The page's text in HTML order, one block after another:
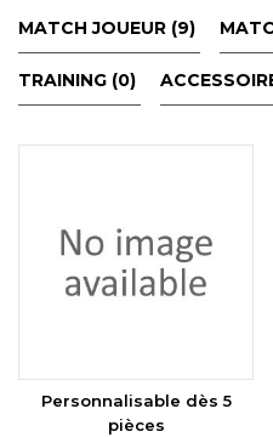
MATCH JOUEUR (9)
TRAINING (0)
Personnalisable dès 5
pièces